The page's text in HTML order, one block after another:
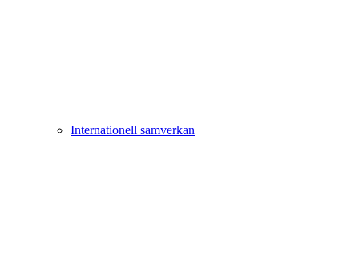
Internationell samverkan